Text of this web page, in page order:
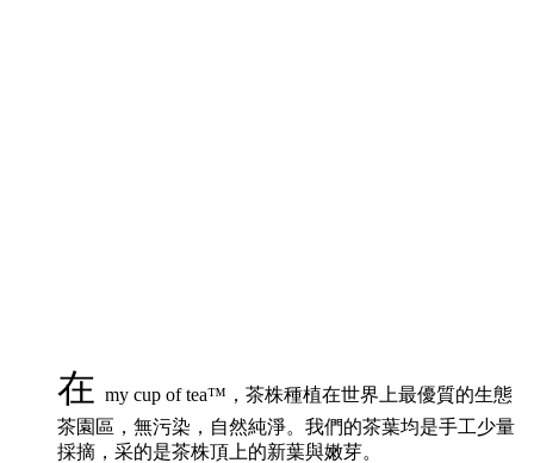
在 my cup of tea™，茶株種植在世界上最優質的生態
茶園區，無污染，自然純淨。我們的茶葉均是手工少量
採摘，采的是茶株頂上的新葉與嫩芽。